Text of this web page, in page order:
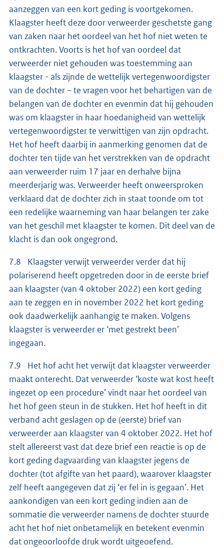
aanzeggen van een kort geding is voortgekomen.
Klaagster heeft deze door verweerder geschetste gang
van zaken naar het oordeel van het hof niet weten te
ontkrachten. Voorts is het hof van oordeel dat
verweerder niet gehouden was toestemming aan
klaagster - als zijnde de wettelijk vertegenwoordigster
van de dochter – te vragen voor het behartigen van de
belangen van de dochter en evenmin dat hij gehouden
was om klaagster in haar hoedanigheid van wettelijk
vertegenwoordigster te verwittigen van zijn opdracht.
Het hof heeft daarbij in aanmerking genomen dat de
dochter ten tijde van het verstrekken van de opdracht
aan verweerder ruim 17 jaar en derhalve bijna
meerderjarig was. Verweerder heeft onweersproken
verklaard dat de dochter zich in staat toonde om tot
een redelijke waarneming van haar belangen ter zake
van het geschil met klaagster te komen. Dit deel van de
klacht is dan ook ongegrond.
7.8 Klaagster verwijt verweerder verder dat hij
polariserend heeft opgetreden door in de eerste brief
aan klaagster (van 4 oktober 2022) een kort geding
aan te zeggen en in november 2022 het kort geding
ook daadwerkelijk aanhangig te maken. Volgens
klaagster is verweerder er ‘met gestrekt been’
ingegaan.
7.9 Het hof acht het verwijt dat klaagster verweerder
maakt onterecht. Dat verweerder ‘koste wat kost heeft
ingezet op een procedure’ vindt naar het oordeel van
het hof geen steun in de stukken. Het hof heeft in dit
verband acht geslagen op de (eerste) brief van
verweerder aan klaagster van 4 oktober 2022. Het hof
stelt allereerst vast dat deze brief een reactie is op de
kort geding dagvaarding van klaagster jegens de
dochter (tot afgifte van het paard), waarover klaagster
zelf heeft aangegeven dat zij ‘er fel in is gegaan’. Het
aankondigen van een kort geding indien aan de
sommatie die verweerder namens de dochter stuurde
acht het hof niet onbetamelijk en betekent evenmin
dat ongeoorloofde druk wordt uitgeoefend.